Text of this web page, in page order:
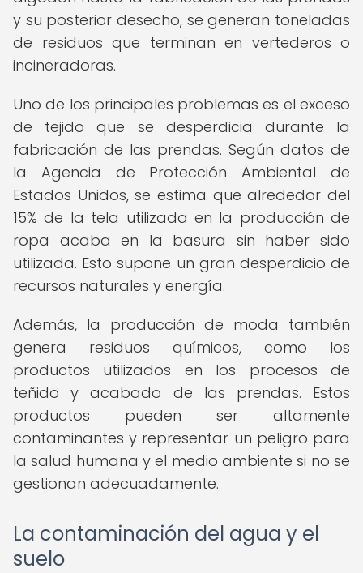
y su posterior desecho, se generan toneladas
de residuos que terminan en vertederos o
incineradoras.
Uno de los principales problemas es el exceso
de tejido que se desperdicia durante la
fabricación de las prendas. Según datos de
la Agencia de Protección Ambiental de
Estados Unidos, se estima que alrededor del
15% de la tela utilizada en la producción de
ropa acaba en la basura sin haber sido
utilizada. Esto supone un gran desperdicio de
recursos naturales y energía.
Además, la producción de moda también
genera residuos químicos, como los
productos utilizados en los procesos de
teñido y acabado de las prendas. Estos
productos pueden ser altamente
contaminantes y representar un peligro para
la salud humana y el medio ambiente si no se
gestionan adecuadamente.
La contaminación del agua y el
suelo